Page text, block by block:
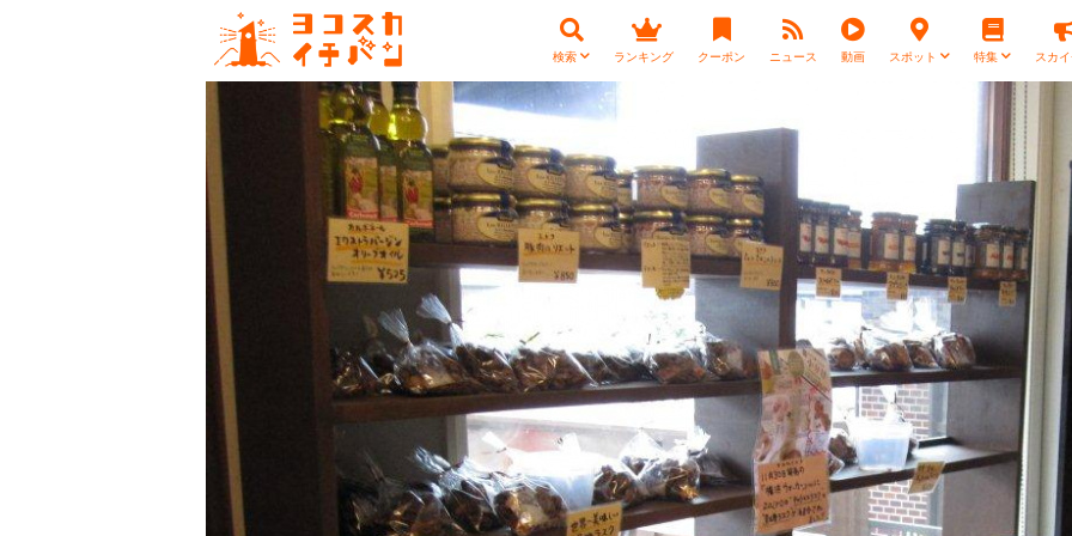
検索 ランキング クーポン ニュース 動画 スポット 特集 スカ